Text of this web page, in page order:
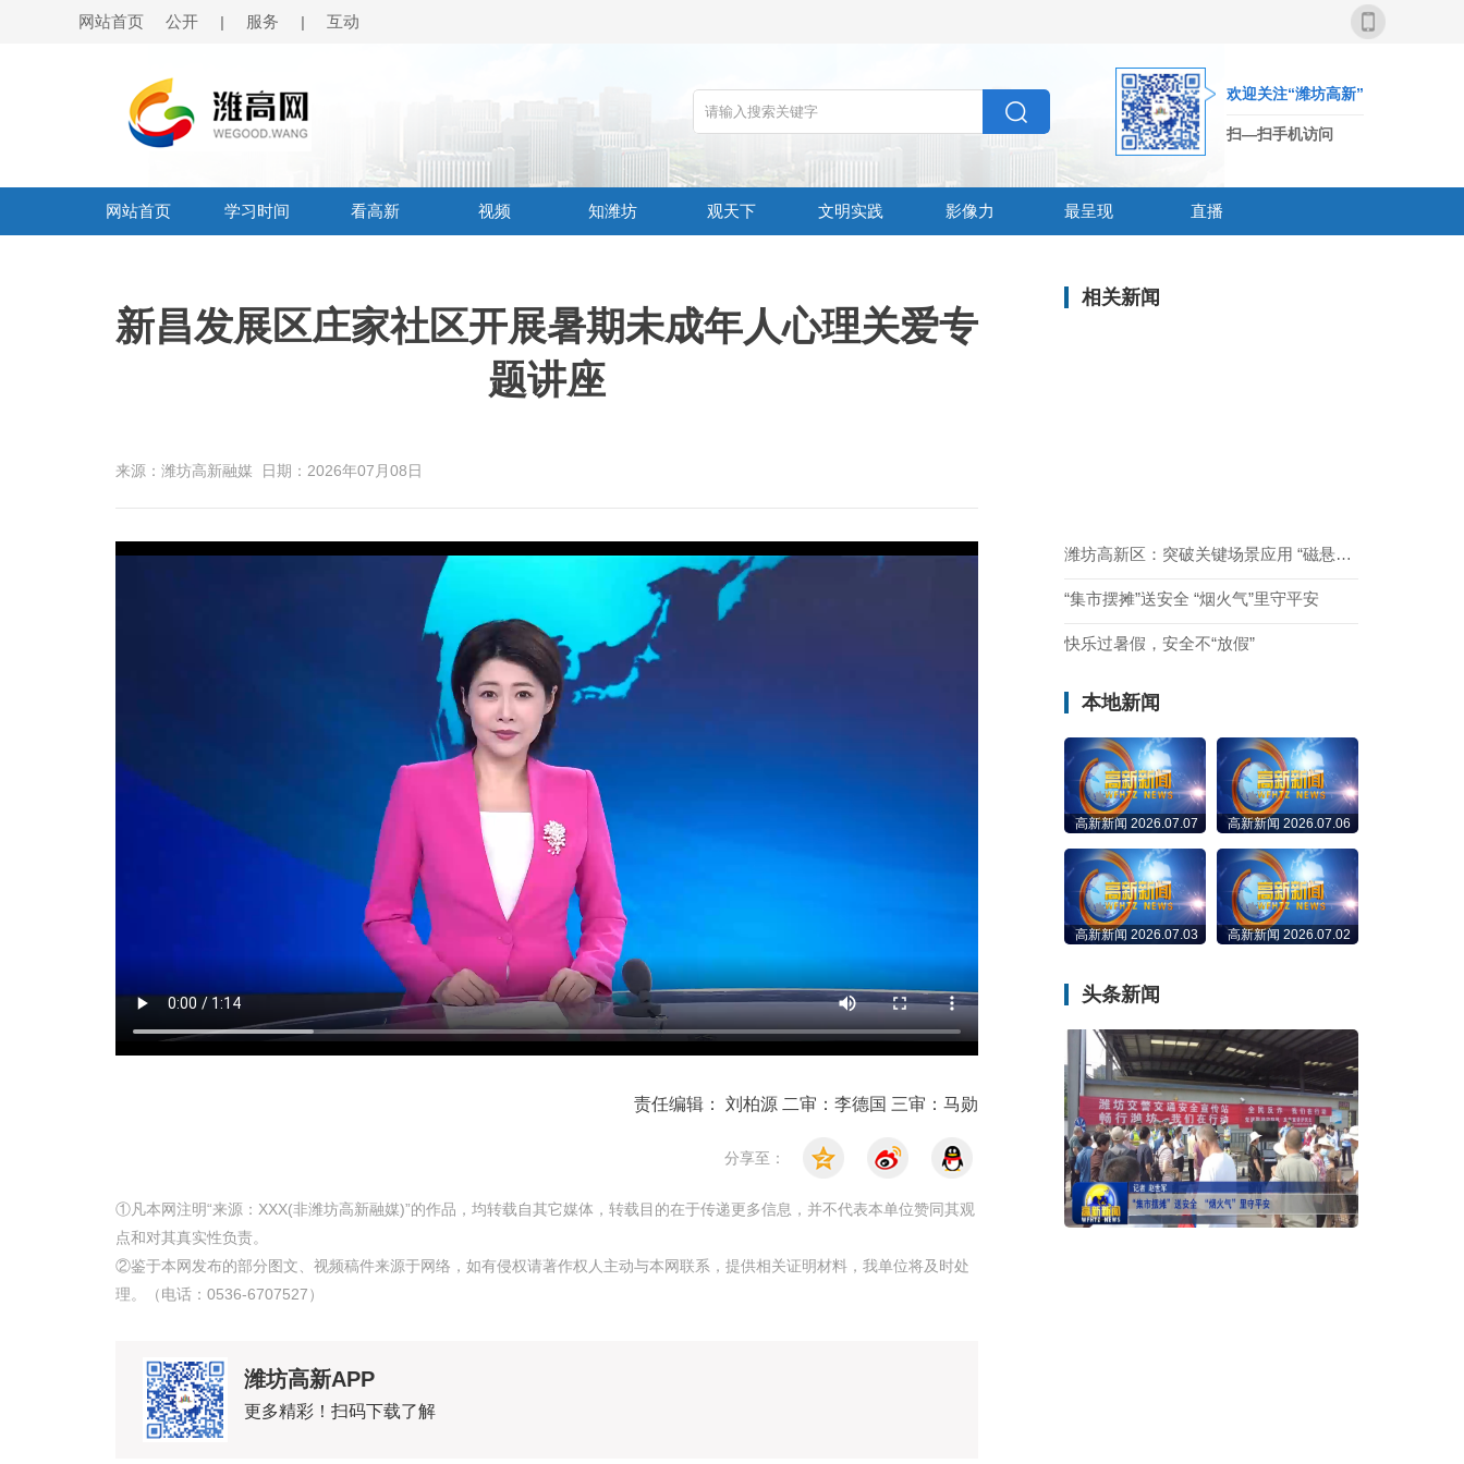
网站首页 公开 | 服务 | 互动
欢迎关注“潍坊高新”
扫—扫手机访问
网站首页 学习时间 看高新 视频 知潍坊 观天下 文明实践 影像力 最呈现 直播
新昌发展区庄家社区开展暑期未成年人心理关爱专
题讲座
来源：潍坊高新融媒 日期：2026年07月08日
责任编辑： 刘柏源 二审：李德国 三审：马勋
分享至：
①凡本网注明“来源：XXX(非潍坊高新融媒)”的作品，均转载自其它媒体，转载目的在于传递更多信息，并不代表本单位赞同其观
点和对其真实性负责。
②鉴于本网发布的部分图文、视频稿件来源于网络，如有侵权请著作权人主动与本网联系，提供相关证明材料，我单位将及时处
理。（电话：0536-6707527）
潍坊高新APP
更多精彩！扫码下载了解
相关新闻
潍坊高新区：突破关键场景应用 “磁悬浮”为工业注入绿动力
“集市摆摊”送安全 “烟火气”里守平安
快乐过暑假，安全不“放假”
本地新闻
高新新闻 2026.07.07 高新新闻 2026.07.06
高新新闻 2026.07.03 高新新闻 2026.07.02
头条新闻